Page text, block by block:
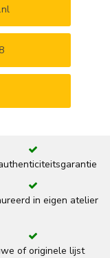
in eigen atelier
of originele lijst